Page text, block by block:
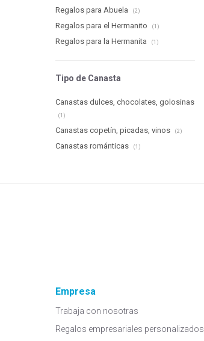
Regalos para Abuela (2)
Regalos para el Hermanito (1)
Regalos para la Hermanita (1)
Tipo de Canasta
Canastas dulces, chocolates, golosinas
(1)
Canastas copetín, picadas, vinos (2)
Canastas románticas (1)
Empresa
Trabaja con nosotras
Regalos empresariales personalizados